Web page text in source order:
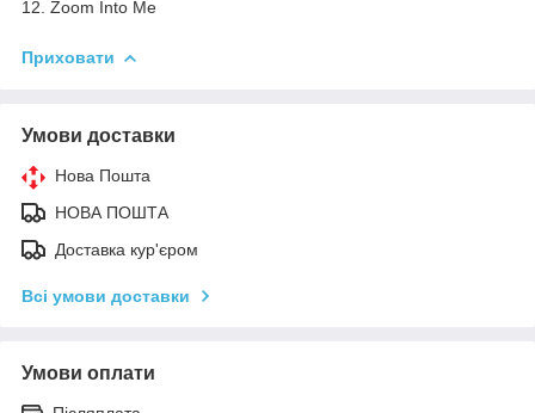
12. Zoom Into Me
Приховати
Умови доставки
Нова Пошта
НОВА ПОШТА
Доставка кур'єром
Всі умови доставки
Умови оплати